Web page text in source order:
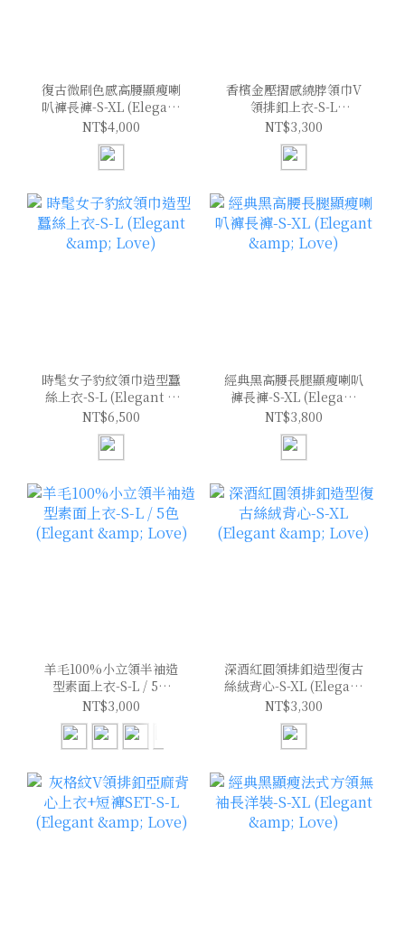
復古微刷色感高腰顯瘦喇
叭褲長褲-S-XL (Elegant
& Love)
NT$4,000
香檳金壓摺感繞脖領巾V
領排釦上衣-S-L
(Elegant & Love)
NT$3,300
時髦女子豹紋領巾造型蠶
絲上衣-S-L (Elegant &
Love)
NT$6,500
經典黑高腰長腿顯瘦喇叭
褲長褲-S-XL (Elegant
& Love)
NT$3,800
羊毛100%小立領半袖造
型素面上衣-S-L / 5色
(Elegant & Love)
NT$3,000
深酒紅圓領排釦造型復古
絲絨背心-S-XL (Elegant
& Love)
NT$3,300